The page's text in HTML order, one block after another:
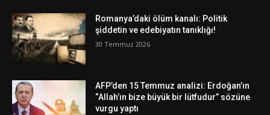
Romanya’daki ölüm kanalı: Politik
şiddetin ve edebiyatın tanıklığı!
30 Temmuz 2026
AFP’den 15 Temmuz analizi: Erdoğan’ın
“Allah’ın bize büyük bir lütfudur” sözüne
vurgu yaptı